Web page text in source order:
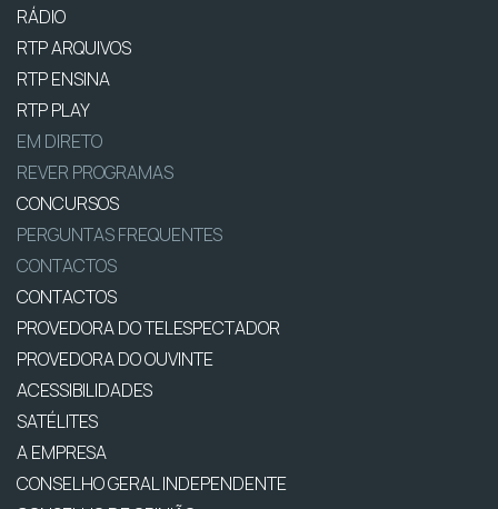
RÁDIO
RTP ARQUIVOS
RTP ENSINA
RTP PLAY
EM DIRETO
REVER PROGRAMAS
CONCURSOS
PERGUNTAS FREQUENTES
CONTACTOS
CONTACTOS
PROVEDORA DO TELESPECTADOR
PROVEDORA DO OUVINTE
ACESSIBILIDADES
SATÉLITES
A EMPRESA
CONSELHO GERAL INDEPENDENTE